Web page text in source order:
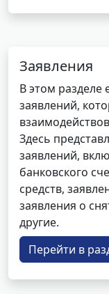
Заявления
В этом разделе
заявлений,
Здесь
заявлений,
банковского
средств,
заявления о
другие.
Перейти в